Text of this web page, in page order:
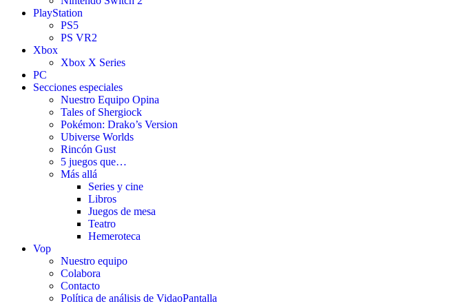
PlayStation
PS5
PS VR2
Xbox
Xbox X Series
PC
Secciones especiales
Nuestro Equipo Opina
Tales of Shergiock
Pokémon: Drako’s Version
Ubiverse Worlds
Rincón Gust
5 juegos que…
Más allá
Series y cine
Libros
Juegos de mesa
Teatro
Hemeroteca
Vop
Nuestro equipo
Colabora
Contacto
Política de análisis de VidaoPantalla